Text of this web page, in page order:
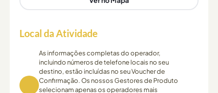
Local da Atividade
As informações completas do operador,
incluindo números de telefone locais no seu
destino, estão incluídas no seu Voucher de
Confirmação. Os nossos Gestores de Produto
selecionam apenas os operadores mais